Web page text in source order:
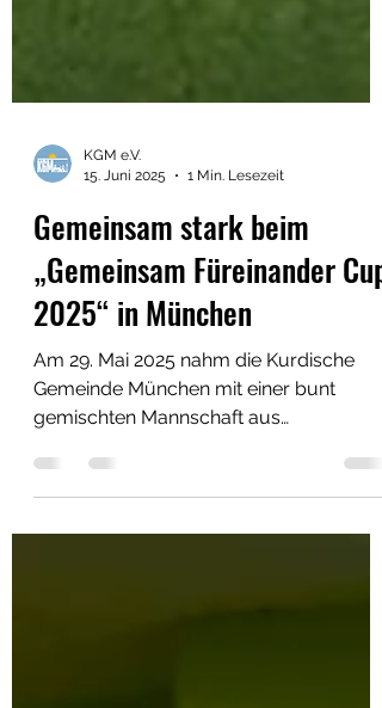
15. Juni 2025
1 Min. Lesezeit
Gemeinsam stark beim
„Gemeinsam Füreinander Cup
2025“ in München
Am 29. Mai 2025 nahm die Kurdische
Gemeinde München mit einer bunt
gemischten Mannschaft aus